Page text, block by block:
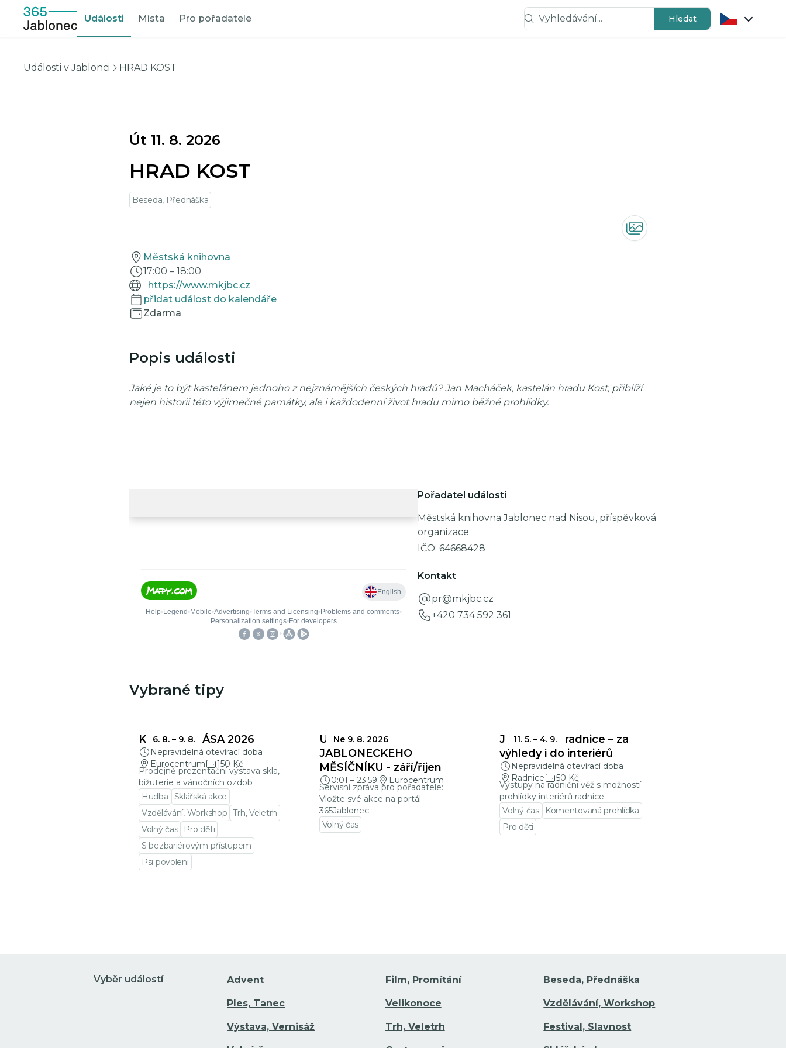
Události Místa Pro pořadatele
Vyhledávání...
Hledat
Události v Jablonci HRAD KOST
Út 11. 8. 2026
HRAD KOST
Beseda, Přednáška
Městská knihovna
17:00 – 18:00
https://www.mkjbc.cz
přidat událost do kalendáře
Zdarma
Popis události
Jaké je to být kastelánem jednoho z nejznámějších českých hradů? Jan Macháček, kastelán hradu Kost, přiblíží
nejen historii této výjimečné památky, ale i každodenní život hradu mimo běžné prohlídky.
Pořadatel události
Městská knihovna Jablonec nad Nisou, příspěvková
organizace
IČO: 64668428
Kontakt
pr@mkjbc.cz
+420 734 592 361
Vybrané tipy
6. 8. – 9. 8.
KŘEHKÁ KRÁSA 2026
Nepravidelná otevírací doba
Eurocentrum
150 Kč
Prodejně-prezentační výstava skla,
bižuterie a vánočních ozdob
Hudba
Sklářská akce
Vzdělávání, Workshop Trh, Veletrh
Volný čas
Pro děti
S bezbariérovým přístupem
Psi povoleni
Ne 9. 8. 2026
UZÁVĚRKY
JABLONECKÉHO
MĚSÍČNÍKU - září/říjen
0:01 – 23:59 Eurocentrum
Servisní zpráva pro pořadatele:
Vložte své akce na portál
365Jablonec
Volný čas
11. 5. – 4. 9.
Jablonecká radnice – za
výhledy i do interiérů
Nepravidelná otevírací doba
Radnice
50 Kč
Výstupy na radniční věž s možností
prohlídky interiérů radnice
Volný čas
Komentovaná prohlídka
Pro děti
Vyběr událostí Advent Film, Promítání Beseda, Přednáška
Ples, Tanec Velikonoce Vzdělávání, Workshop
Výstava, Vernisáž Trh, Veletrh Festival, Slavnost